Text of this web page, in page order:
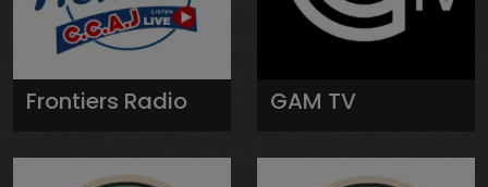
Frontiers Radio GAM TV